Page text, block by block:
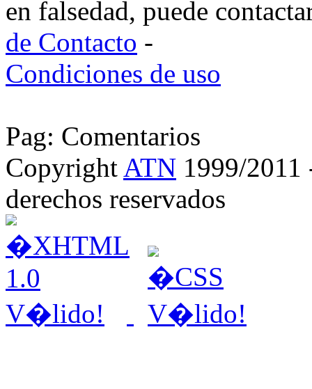
en falsedad, puede
de Contacto -
Condiciones de uso
Pag: Comentarios
Copyright ATN 1999/2011
derechos reservados